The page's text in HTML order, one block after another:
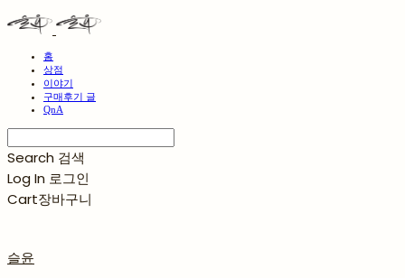
홈
상점
이야기
구매후기 글
QnA
Search 검색
Log In 로그인
Cart장바구니
슬윤